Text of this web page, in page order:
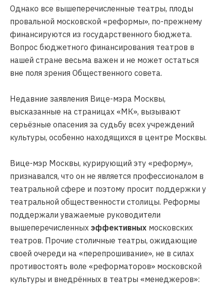
Однако все вышеперечисленные театры, плоды
провальной московской «реформы», по-прежнему
финансируются из государственного бюджета.
Вопрос бюджетного финансирования театров в
нашей стране весьма важен и не может остаться
вне поля зрения Общественного совета.
Недавние заявления Вице-мэра Москвы,
высказанные на страницах «МК», вызывают
серьёзные опасения за судьбу всех учреждений
культуры, особенно находящихся в центре Москвы.
Вице-мэр Москвы, курирующий эту «реформу»,
признавался, что он не является профессионалом в
театральной сфере и поэтому просит поддержки у
театральной общественности столицы. Реформы
поддержали уважаемые руководители
вышеперечисленных эффективных московских
театров. Прочие столичные театры, ожидающие
своей очереди на «перепрошивание», не в силах
противостоять воле «реформаторов» московской
культуры и внедрённых в театры «менеджеров»: